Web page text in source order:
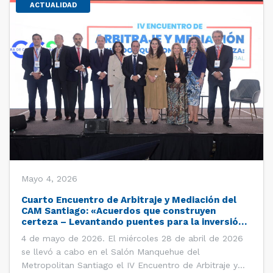
ACTUALIDAD
Mayo 4, 2026
Cuarto Encuentro de Arbitraje y Mediación del
CAM Santiago: «Acuerdos que construyen
certeza – Levantando puentes para la inversión
4 de mayo de 2026. El miércoles 28 de abril de 2026
se llevó a cabo en el Salón Manquehue del
Metropolitan Santiago el IV Encuentro de Arbitraje y